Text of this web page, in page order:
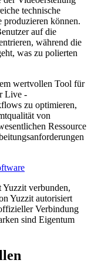
technische
produzieren können.
auf die
während die
was zu polierten
wertvollen Tool für
Live -
zu optimieren,
von
Ressource
Yuzzit verbunden,
Yuzzit autorisiert
Verbindung
sind Eigentum